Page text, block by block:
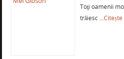
Toţi oamenii
trăiesc …